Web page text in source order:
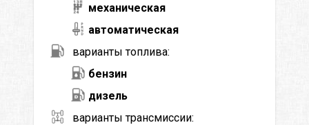
механическая
автоматическая
варианты топлива:
бензин
дизель
варианты трансмиссии: